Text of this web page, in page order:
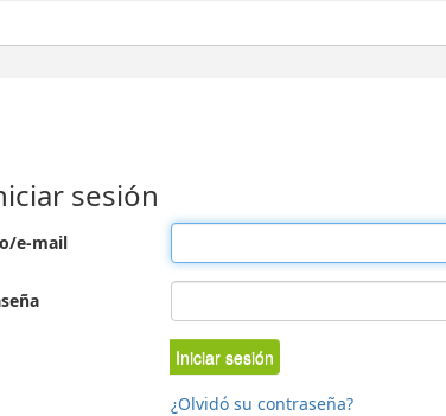
sesión
e-mail
Iniciar sesión
¿Olvidó su contraseña?